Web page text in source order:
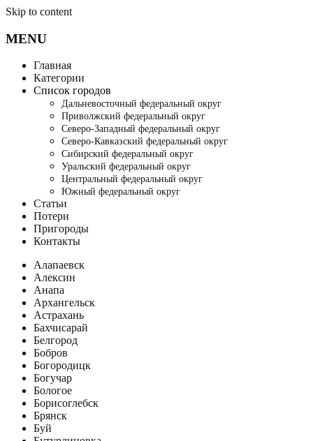
Skip to content
MENU
Главная
Категории
Список городов
Дальневосточный федеральный округ
Приволжский федеральный округ
Северо-Западный федеральный округ
Северо-Кавказский федеральный округ
Сибирский федеральный округ
Уральский федеральный округ
Центральный федеральный округ
Южный федеральный округ
Статьи
Потери
Пригороды
Контакты
Алапаевск
Алексин
Анапа
Архангельск
Астрахань
Бахчисарай
Белгород
Бобров
Богородицк
Богучар
Бологое
Борисоглебск
Брянск
Буй